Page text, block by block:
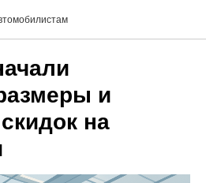
и
на